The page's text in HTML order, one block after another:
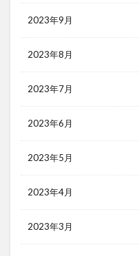
2023年9月
2023年8月
2023年7月
2023年6月
2023年5月
2023年4月
2023年3月